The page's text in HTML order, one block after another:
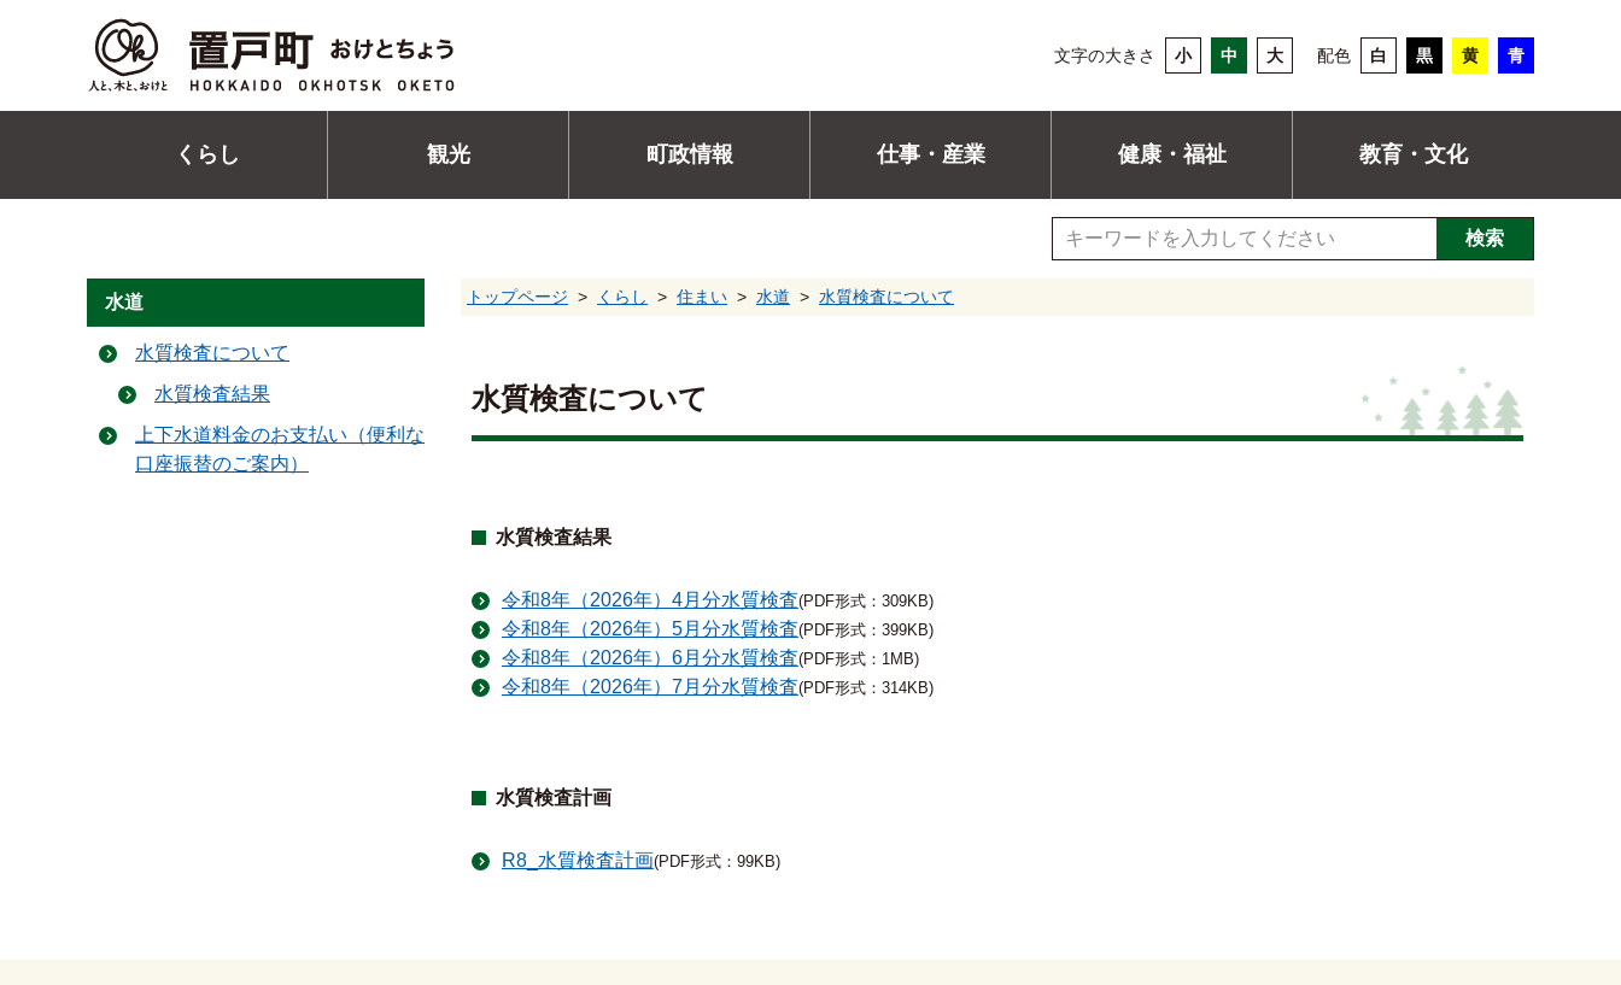
文字の大きさ 小 中 大 配色 白 黒 黄 青
くらし 観光 町政情報 仕事・産業 健康・福祉 教育・文化
検索
トップページ くらし 住まい 水道 水質検査について
水質検査について
水質検査結果
令和8年（2026年）4月分水質検査(PDF形式：309KB)
令和8年（2026年）5月分水質検査(PDF形式：399KB)
令和8年（2026年）6月分水質検査(PDF形式：1MB)
令和8年（2026年）7月分水質検査(PDF形式：314KB)
水質検査計画
R8_水質検査計画(PDF形式：99KB)
水道
水質検査について
水質検査結果
上下水道料金のお支払い（便利な
口座振替のご案内）